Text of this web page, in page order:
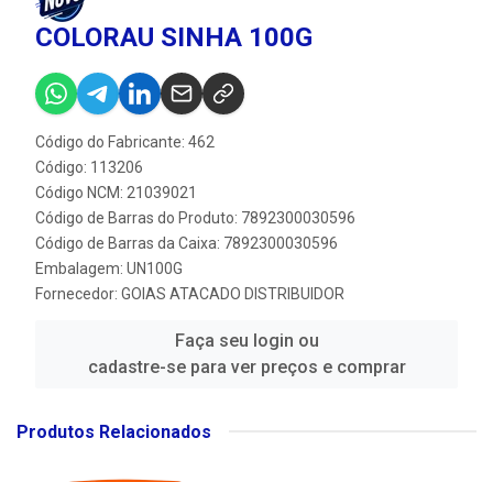
COLORAU SINHA 100G
Código do Fabricante: 462
Código: 113206
Código NCM: 21039021
Código de Barras do Produto: 7892300030596
Código de Barras da Caixa: 7892300030596
Embalagem: UN100G
Fornecedor: GOIAS ATACADO DISTRIBUIDOR
Faça seu login ou
cadastre-se para ver preços e comprar
Produtos Relacionados